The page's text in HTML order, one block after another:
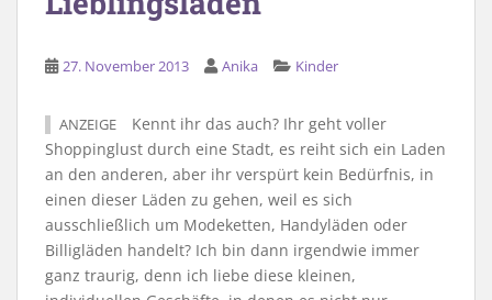
27. November 2013 Anika Kinder
ANZEIGE
Kennt ihr das auch? Ihr geht voller
Shoppinglust durch eine Stadt, es reiht sich ein Laden
an den anderen, aber ihr verspürt kein Bedürfnis, in
einen dieser Läden zu gehen, weil es sich
ausschließlich um Modeketten, Handyläden oder
Billigläden handelt? Ich bin dann irgendwie immer
ganz traurig, denn ich liebe diese kleinen,